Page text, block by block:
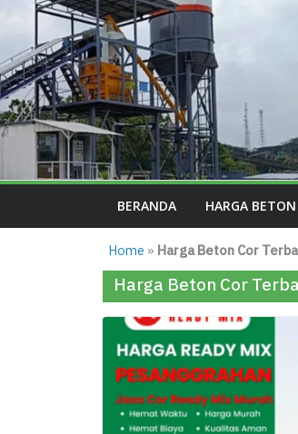
BERANDA HARGA
Home » Harga Beton Cor
Harga Beton Cor